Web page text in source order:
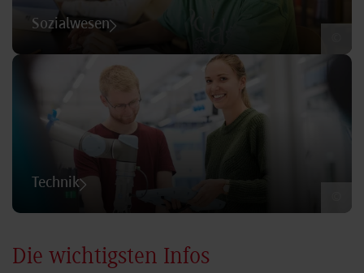
Sozialwesen
Technik
Die wichtigsten Infos